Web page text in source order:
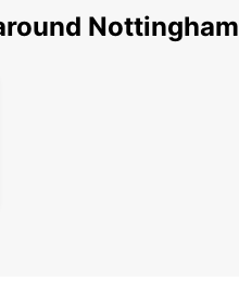
Nottingham